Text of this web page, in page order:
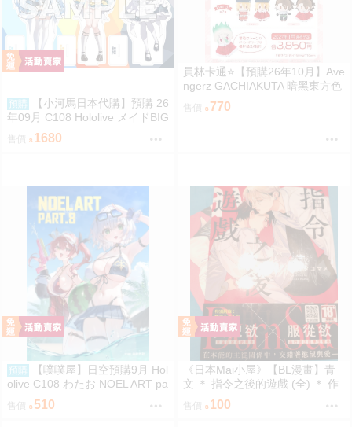
預購
【小河馬日本代購】預購 26
年09月 C108 Hololive メイドBIG
3壓克力牌 繪師:わたお
售價 1680
員林卡通⭐️【預購26年10月】Ave
ngerz GACHIAKUTA 暗黑東方色
彩 插圖卡片收藏集 中盒 0814
售價 770
預購
【噗噗屋】日空預購9月 Hol
olive C108 わたお NOEL ART pa
rt.8 白銀諾艾爾 寶鐘瑪琳 三期生
510
《日本Mai小屋》【BL漫畫】青
文 ＊ 指令之後的遊戲 (全) ＊ 作
者：オオタコマメ
100